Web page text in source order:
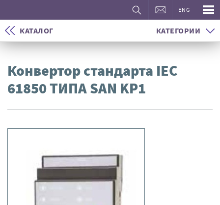
ENG
КАТАЛОГ КАТЕГОРИИ
Конвертор стандарта IEC
61850 ТИПА SAN KP1